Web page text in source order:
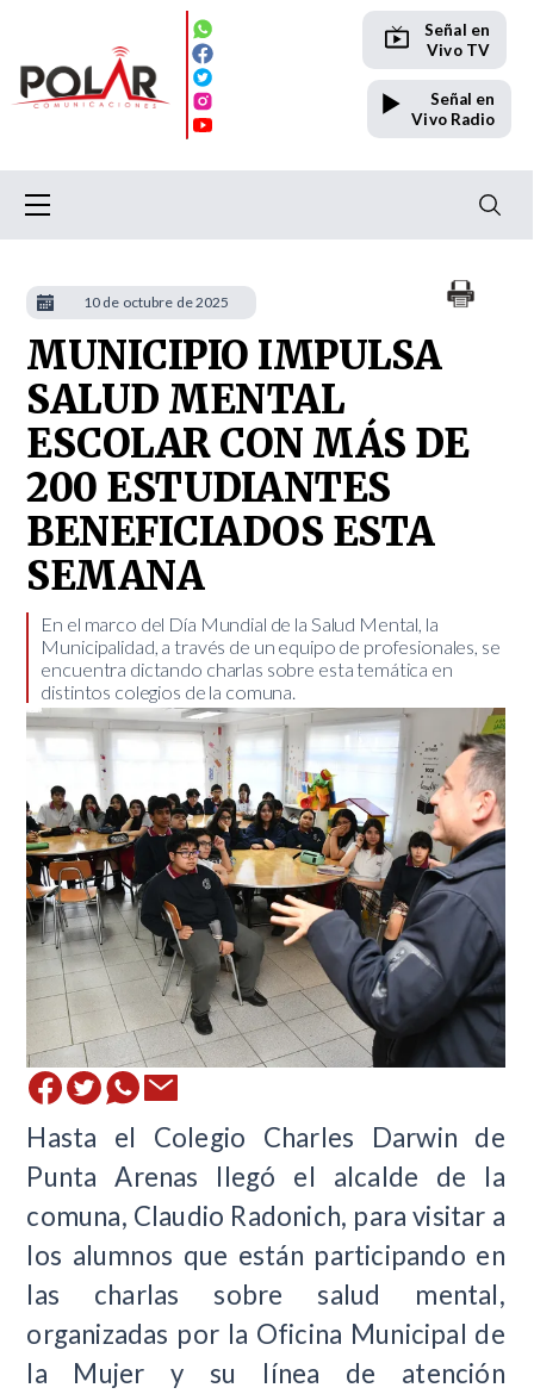
Señal en
Vivo TV
Señal en
Vivo Radio
MUNICIPIO IMPULSA
SALUD MENTAL
ESCOLAR CON MÁS DE
200 ESTUDIANTES
BENEFICIADOS ESTA
SEMANA
​En el marco del Día Mundial de la Salud Mental, la
Municipalidad, a través de un equipo de profesionales, se
encuentra dictando charlas sobre esta temática en
distintos colegios de la comuna.
Hasta el Colegio Charles Darwin de
Punta Arenas llegó el alcalde de la
comuna, Claudio Radonich, para visitar a
los alumnos que están participando en
las charlas sobre salud mental,
organizadas por la Oficina Municipal de
la Mujer y su línea de atención
10 de octubre de 2025